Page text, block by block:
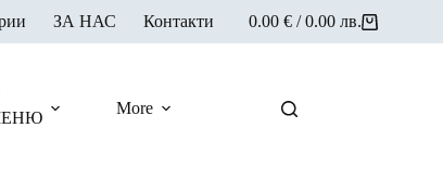
ЗА НАС Контакти
Shopping
cart
0.00 € / 0.00 лв.
More